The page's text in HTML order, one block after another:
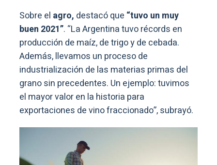
Sobre el agro, destacó que “tuvo un muy
buen 2021”. “La Argentina tuvo récords en
producción de maíz, de trigo y de cebada.
Además, llevamos un proceso de
industrialización de las materias primas del
grano sin precedentes. Un ejemplo: tuvimos
el mayor valor en la historia para
exportaciones de vino fraccionado”, subrayó.